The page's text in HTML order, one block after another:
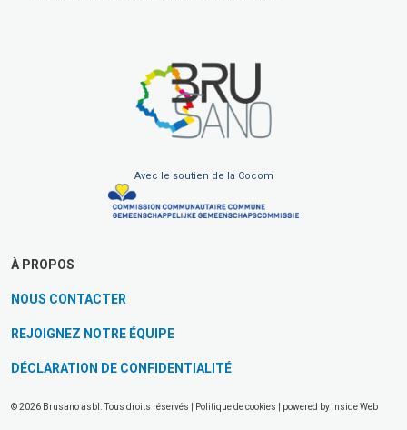
Avec le soutien de la Cocom
À PROPOS
NOUS CONTACTER
REJOIGNEZ NOTRE ÉQUIPE
DÉCLARATION DE CONFIDENTIALITÉ
© 2026 Brusano asbl. Tous droits réservés | Politique de cookies | powered by Inside Web